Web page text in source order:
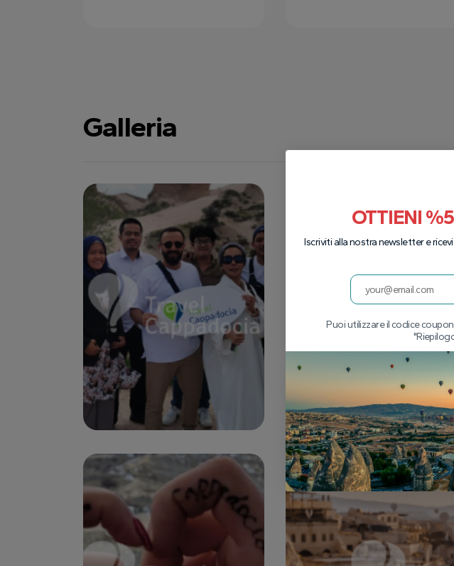
Galleria
OTTIENI
Iscriviti alla nostra newsletter e
Puoi utilizzare il codice